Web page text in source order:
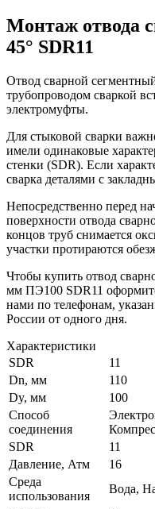
Монтаж отвода
45° SDR11
Отвод сварной
трубопроводом сваркой
электромуфты.
Для стыковой сварки
имели одинаковые
стенки (SDR). Если
сварка деталями с
Непосредственно перед
поверхности отвода
концов труб снимается
участки протираются
Чтобы купить отвод
мм ПЭ100 SDR11
нами по телефонам,
России от одного дня.
Характеристики
SDR
11
Dn, мм
110
Dy, мм
100
Способ
соединения
SDR
11
Давление, Атм
16
Среда
использования
Вода,